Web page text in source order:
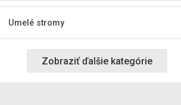
Umelé stromy
Zobraziť ďalšie kategórie